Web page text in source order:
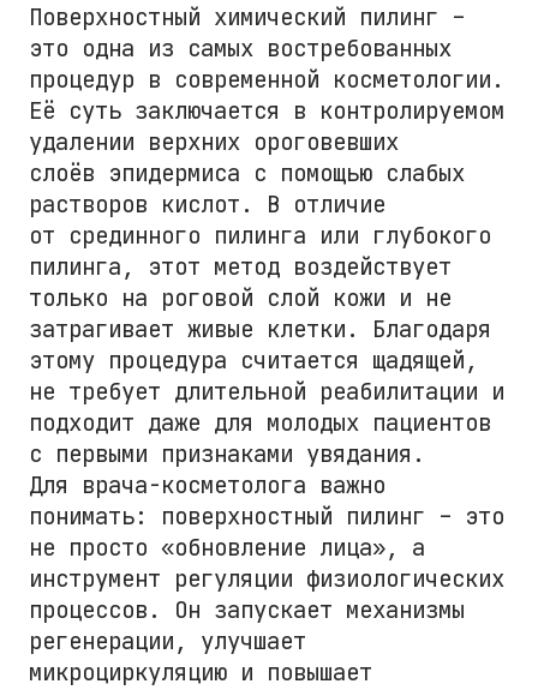
Поверхностный химический пилинг –
это одна из самых востребованных
процедур в современной косметологии.
Её суть заключается в контролируемом
удалении верхних ороговевших
слоёв эпидермиса с помощью слабых
растворов кислот. В отличие
от срединного пилинга или глубокого
пилинга, этот метод воздействует
только на роговой слой кожи и не
затрагивает живые клетки. Благодаря
этому процедура считается щадящей,
не требует длительной реабилитации и
подходит даже для молодых пациентов
с первыми признаками увядания.
Для врача-косметолога важно
понимать: поверхностный пилинг – это
не просто «обновление лица», а
инструмент регуляции физиологических
процессов. Он запускает механизмы
регенерации, улучшает
микроциркуляцию и повышает